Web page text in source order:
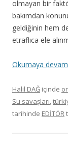
olmayan bir
bakımdan
geldiğinin hem
etraflıca ele
Okumaya
Halil DAĞ içinde
Su savaşları,
tarihinde EDİTÖR